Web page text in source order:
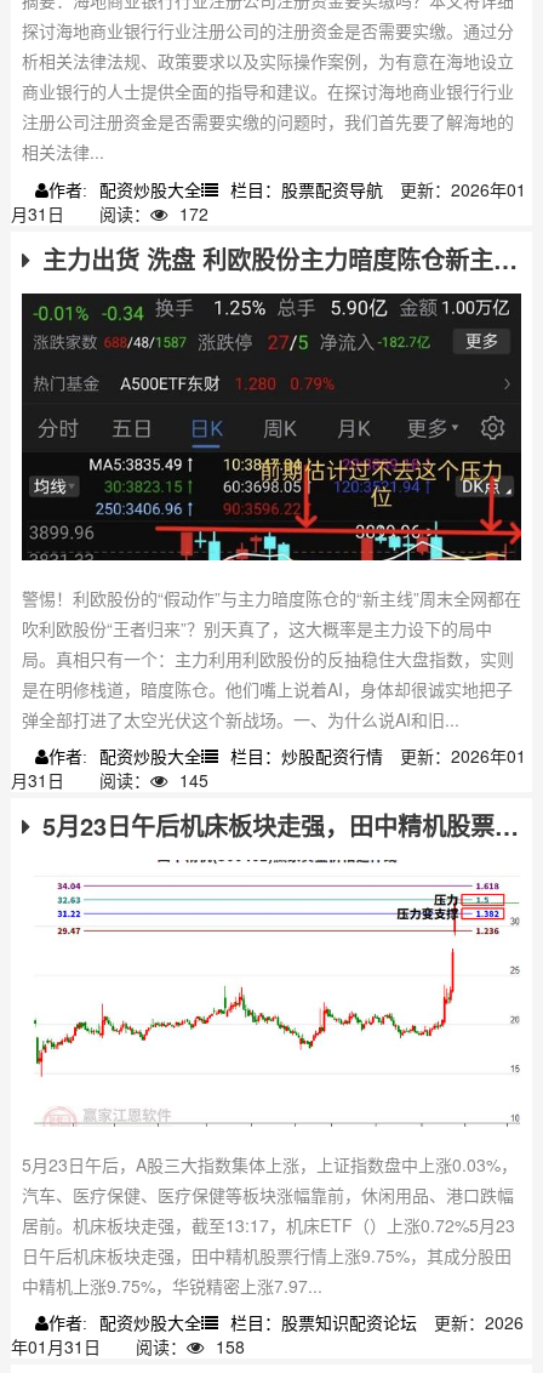
探讨海地商业银行行业注册公司的注册资金是否需要实缴。通过分
析相关法律法规、政策要求以及实际操作案例，为有意在海地设立
商业银行的人士提供全面的指导和建议。在探讨海地商业银行行业
注册公司注册资金是否需要实缴的问题时，我们首先要了解海地的
相关法律...
作者: 配资炒股大全 栏目：股票配资导航
更新：2026年01
月31日
阅读： 172
主力出货 洗盘 利欧股份主力暗度陈仓新主线，警惕AI和旧航天成烟雾弹
警惕！利欧股份的“假动作”与主力暗度陈仓的“新主线”周末全网都在
吹利欧股份“王者归来”？别天真了，这大概率是主力设下的局中
局。真相只有一个：主力利用利欧股份的反抽稳住大盘指数，实则
是在明修栈道，暗度陈仓。他们嘴上说着AI，身体却很诚实地把子
弹全部打进了太空光伏这个新战场。一、为什么说AI和旧...
作者: 配资炒股大全 栏目：炒股配资行情
更新：2026年01
月31日
阅读： 145
5月23日午后机床板块走强，田中精机股票行情上涨9.75%
5月23日午后，A股三大指数集体上涨，上证指数盘中上涨0.03%，
汽车、医疗保健、医疗保健等板块涨幅靠前，休闲用品、港口跌幅
居前。机床板块走强，截至13:17，机床ETF（）上涨0.72%5月23
日午后机床板块走强，田中精机股票行情上涨9.75%，其成分股田
中精机上涨9.75%，华锐精密上涨7.97...
作者: 配资炒股大全 栏目：股票知识配资论坛
更新：2026
年01月31日
阅读： 158